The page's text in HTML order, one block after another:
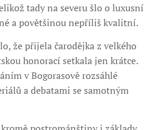
tady na severu šlo o luxusní
a povětšinou nepříliš kvalitní.
že přijela čarodějka z velkého
honorací setkala jen krátce.
v Bogorasově rozsáhlé
a debatami se samotným